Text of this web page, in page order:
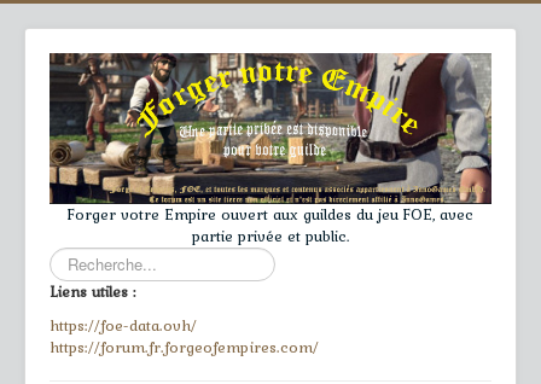
Forger votre Empire ouvert aux guildes du jeu FOE, avec
partie privée et public.
Rechercher
Liens utiles :
https://foe-data.ovh/
https://forum.fr.forgeofempires.com/